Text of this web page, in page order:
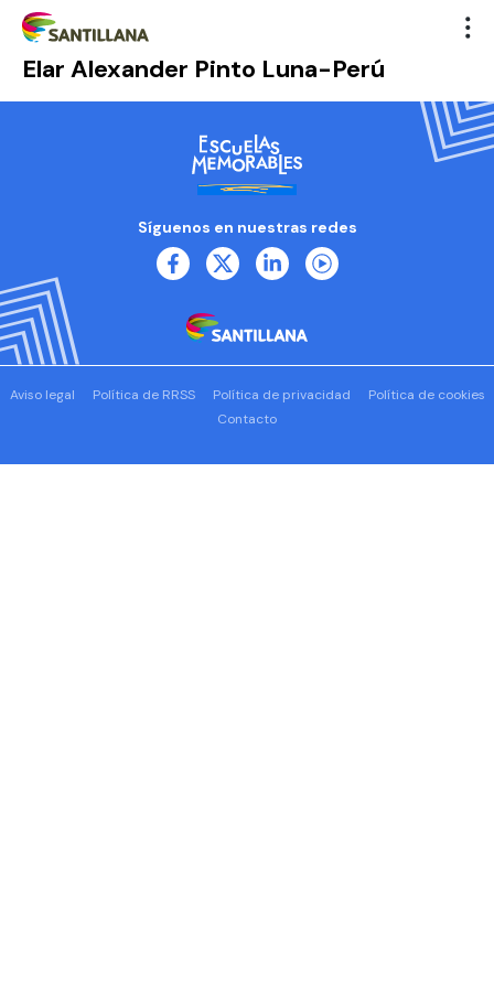
Elar Alexander Pinto Luna-Perú
Síguenos en nuestras redes
Aviso legal Política de RRSS Política de privacidad
Política de cookies
Contacto